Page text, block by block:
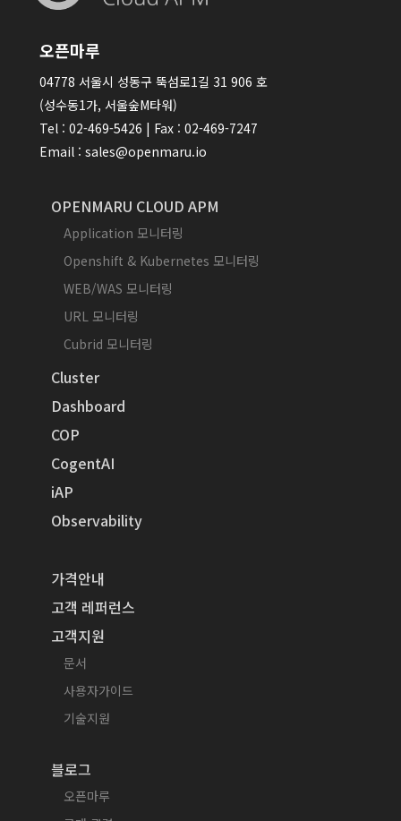
오픈마루
04778 서울시 성동구 뚝섬로1길 31 906 호
(성수동1가, 서울숲M타워)
Tel : 02-469-5426 | Fax : 02-469-7247
Email : sales@openmaru.io
OPENMARU CLOUD APM
Application 모니터링
Openshift & Kubernetes 모니터링
WEB/WAS 모니터링
URL 모니터링
Cubrid 모니터링
Cluster
Dashboard
COP
CogentAI
iAP
Observability
가격안내
고객 레퍼런스
고객지원
문서
사용자가이드
기술지원
블로그
오픈마루